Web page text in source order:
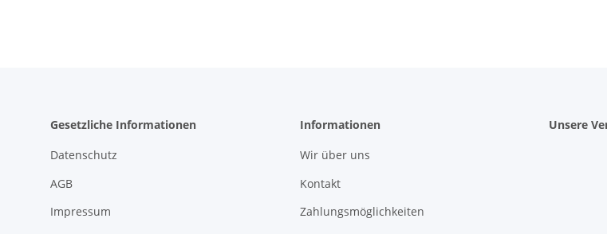
Gesetzliche Informationen
Datenschutz
AGB
Impressum
Informationen
Wir über uns
Kontakt
Zahlungsmöglichkeiten
Unsere